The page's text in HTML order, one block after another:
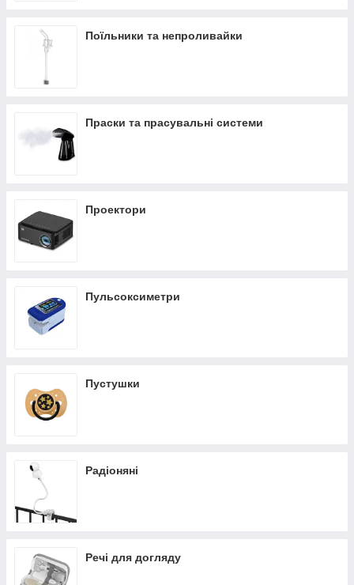
Поїльники та непроливайки
Праски та прасувальні системи
Проектори
Пульсоксиметри
Пустушки
Радіоняні
Речі для догляду